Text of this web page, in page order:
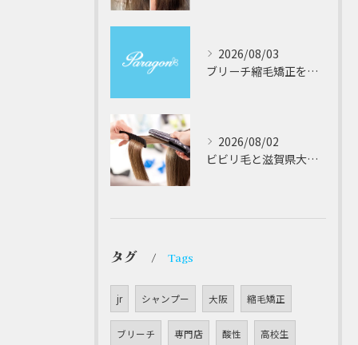
2026/08/03
ブリーチ縮毛矯正を安全に受けるための大阪府対応サロン選びと髪質改善のポイント
2026/08/02
ビビリ毛と滋賀県大津市での他店縮毛矯正失敗をパラゴンヘアーが修復する徹底ガイド
タグ Tags
jr シャンプー 大阪 縮毛矯正
ブリーチ 専門店 酸性 高校生